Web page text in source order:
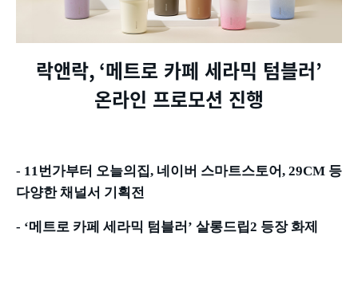
락앤락, ‘메트로 카페 세라믹 텀블러’
온라인 프로모션 진행
- 11번가부터 오늘의집, 네이버 스마트스토어, 29CM 등
다양한 채널서 기획전
- ‘메트로 카페 세라믹 텀블러 ’ 살롱드립2 등장 화제